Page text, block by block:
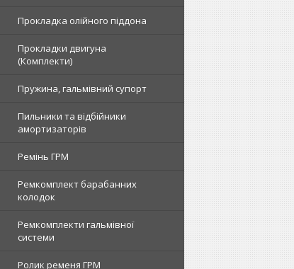
Прокладка олійного піддона
Прокладки двигуна
(Комплекти)
Пружина, гальмівний супорт
Пильники та відбійники
амортизаторів
Ремінь ГРМ
Ремкомплект барабанних
колодок
Ремкомплекти гальмівної
системи
Ролик ременя ГРМ